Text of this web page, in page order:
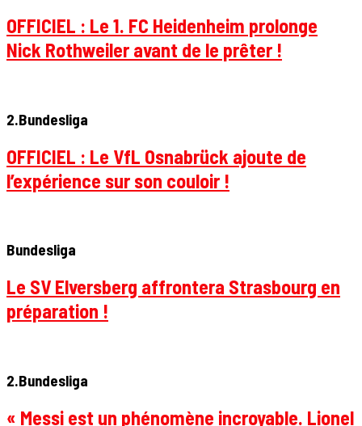
OFFICIEL : Le 1. FC Heidenheim prolonge
Nick Rothweiler avant de le prêter !
2.Bundesliga
OFFICIEL : Le VfL Osnabrück ajoute de
l’expérience sur son couloir !
Bundesliga
Le SV Elversberg affrontera Strasbourg en
préparation !
2.Bundesliga
« Messi est un phénomène incroyable. Lionel